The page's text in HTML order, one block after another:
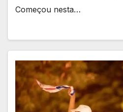
Começou nesta…